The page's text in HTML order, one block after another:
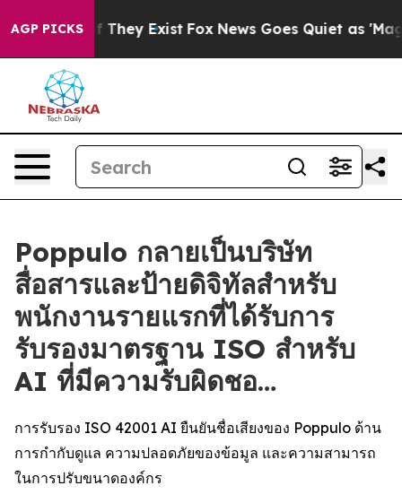
AGP PICKS
Proof They Exist Fox News Goes Quiet as 'Maga
Poppulo กลายเป็นบริษัท
สื่อสารและป้ายดิจิทัลสำหรับ
พนักงานรายแรกที่ได้รับการ
รับรองมาตรฐาน ISO สำหรับ
AI ที่มีความรับผิดชอ…
การรับรอง ISO 42001 AI ยืนยันชื่อเสียงของ Poppulo ด้าน
การกำกับดูแล ความปลอดภัยของข้อมูล และความสามารถ
ในการปรับขนาดองค์กร